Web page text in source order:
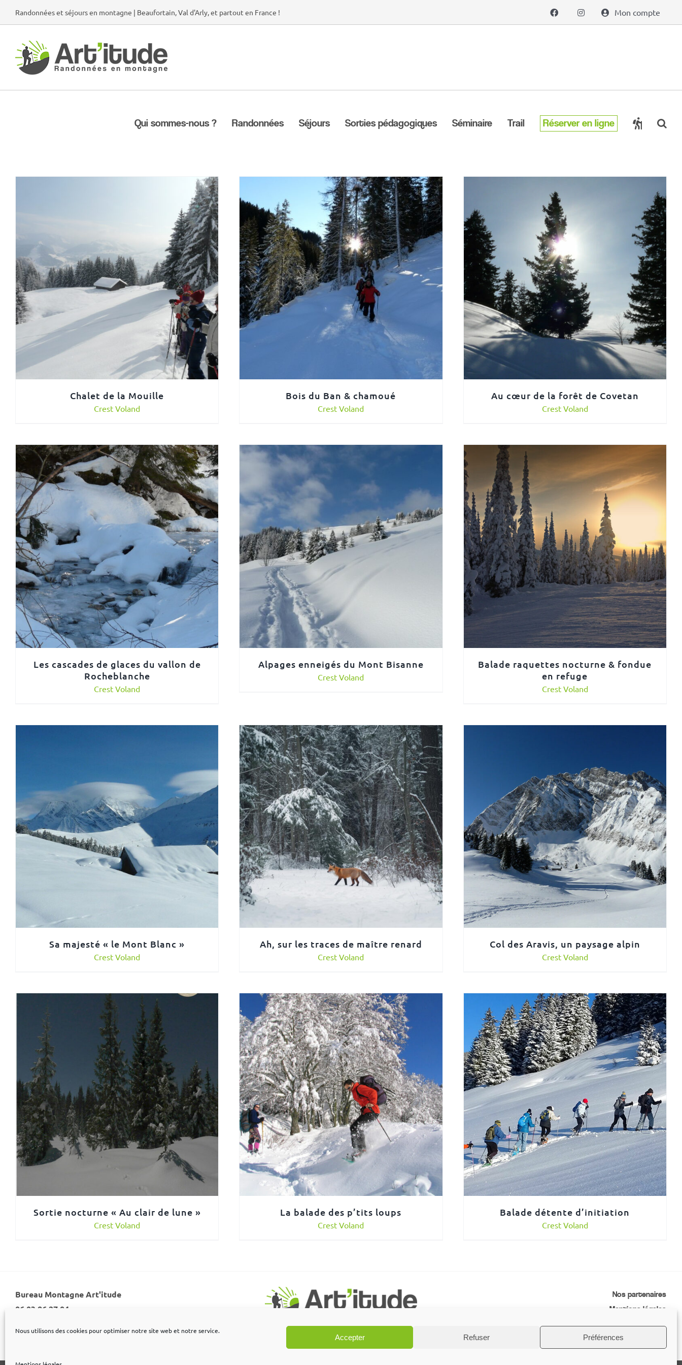
Nous utilisons des cookies pour optimiser notre site web et notre service.
Accepter Refuser Préférences
Randonnées et séjours en montagne | Beaufortain, Val d'Arly, et partout en France ! Mon compte
Qui sommes-nous ? Randonnées Séjours Sorties pédagogiques Séminaire Trail Réserver en ligne
Chalet de la Mouille
Crest Voland
Bois du Ban & chamoué
Crest Voland
Au cœur de la forêt de Covetan
Crest Voland
Les cascades de glaces du vallon de
Rocheblanche
Crest Voland
Alpages enneigés du Mont Bisanne
Crest Voland
Balade raquettes nocturne & fondue
en refuge
Crest Voland
Sa majesté « le Mont Blanc »
Crest Voland
Ah, sur les traces de maître renard
Crest Voland
Col des Aravis, un paysage alpin
Crest Voland
Sortie nocturne « Au clair de lune »
Crest Voland
La balade des p’tits loups
Crest Voland
Balade détente d’initiation
Crest Voland
Bureau Montagne Art'itude
06 03 86 27 04
Nos partenaires
Mentions légales
Conditions générales de vente
Contactez-nous